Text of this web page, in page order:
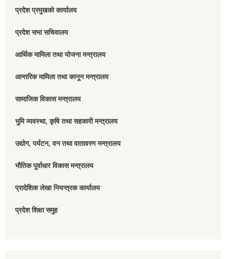
प्रदेश प्रमुखको कार्यालय
प्रदेश सभा सचिवालय
आर्थिक मामिला तथा योजना मन्त्रालय
आन्तरिक मामिला तथा कानून मन्त्रालय
सामाजिक विकास मन्त्रालय
भुमि व्यवस्था, कृषि तथा सहकारी मन्त्रालय
उद्योग, पर्यटन, वन तथा वातावरण मन्त्रालय
भौतिक पूर्वाधार विकास मन्त्रालय
प्रादेशिक लेखा नियन्त्रक कार्यालय
प्रदेश शिक्षा समुह